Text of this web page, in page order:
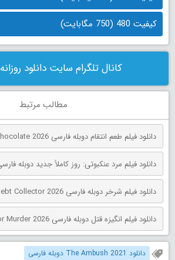
کیفیت 480 (750 مگابایت)
کانال تلگرام سایت دانلود روزانه
مطالب مرتبط
دانلود فیلم طعم انتقام دوبله فارسی One Spoon of Chocolate 2026
دانلود فیلم شرخر دوبله فارسی The Debt Collector 2026
دانلود فیلم انگیزه قتل دوبله فارسی M4M: Motive for Murder 2026
دانلود The Ambush 2021 دوبله فارسی